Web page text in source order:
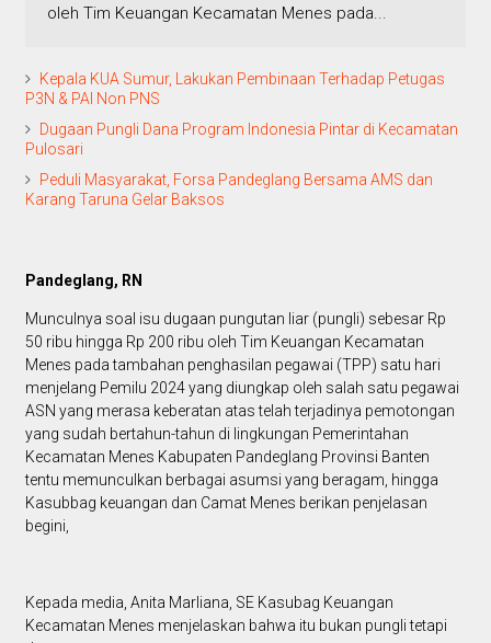
oleh Tim Keuangan Kecamatan Menes pada...
Kepala KUA Sumur, Lakukan Pembinaan Terhadap Petugas
P3N & PAI Non PNS
Dugaan Pungli Dana Program Indonesia Pintar di Kecamatan
Pulosari
Peduli Masyarakat, Forsa Pandeglang Bersama AMS dan
Karang Taruna Gelar Baksos
Pandeglang, RN
Munculnya soal isu dugaan pungutan liar (pungli) sebesar Rp
50 ribu hingga Rp 200 ribu oleh Tim Keuangan Kecamatan
Menes pada tambahan penghasilan pegawai (TPP) satu hari
menjelang Pemilu 2024 yang diungkap oleh salah satu pegawai
ASN yang merasa keberatan atas telah terjadinya pemotongan
yang sudah bertahun-tahun di lingkungan Pemerintahan
Kecamatan Menes Kabupaten Pandeglang Provinsi Banten
tentu memunculkan berbagai asumsi yang beragam, hingga
Kasubbag keuangan dan Camat Menes berikan penjelasan
begini,
Kepada media, Anita Marliana, SE Kasubag Keuangan
Kecamatan Menes menjelaskan bahwa itu bukan pungli tetapi